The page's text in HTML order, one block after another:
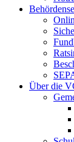
Über die